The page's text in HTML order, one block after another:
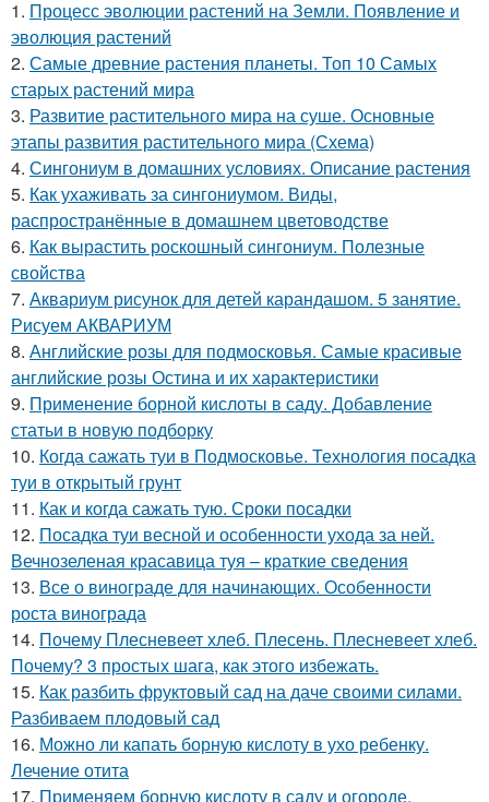
1. Процесс эволюции растений на Земли. Появление и
эволюция растений
2. Самые древние растения планеты. Топ 10 Самых
старых растений мира
3. Развитие растительного мира на суше. Основные
этапы развития растительного мира (Схема)
4. Сингониум в домашних условиях. Описание растения
5. Как ухаживать за сингониумом. Виды,
распространённые в домашнем цветоводстве
6. Как вырастить роскошный сингониум. Полезные
свойства
7. Аквариум рисунок для детей карандашом. 5 занятие.
Рисуем АКВАРИУМ
8. Английские розы для подмосковья. Самые красивые
английские розы Остина и их характеристики
9. Применение борной кислоты в саду. Добавление
статьи в новую подборку
10. Когда сажать туи в Подмосковье. Технология посадка
туи в открытый грунт
11. Как и когда сажать тую. Сроки посадки
12. Посадка туи весной и особенности ухода за ней.
Вечнозеленая красавица туя – краткие сведения
13. Все о винограде для начинающих. Особенности
роста винограда
14. Почему Плесневеет хлеб. Плесень. Плесневеет хлеб.
Почему? 3 простых шага, как этого избежать.
15. Как разбить фруктовый сад на даче своими силами.
Разбиваем плодовый сад
16. Можно ли капать борную кислоту в ухо ребенку.
Лечение отита
17. Применяем борную кислоту в саду и огороде.